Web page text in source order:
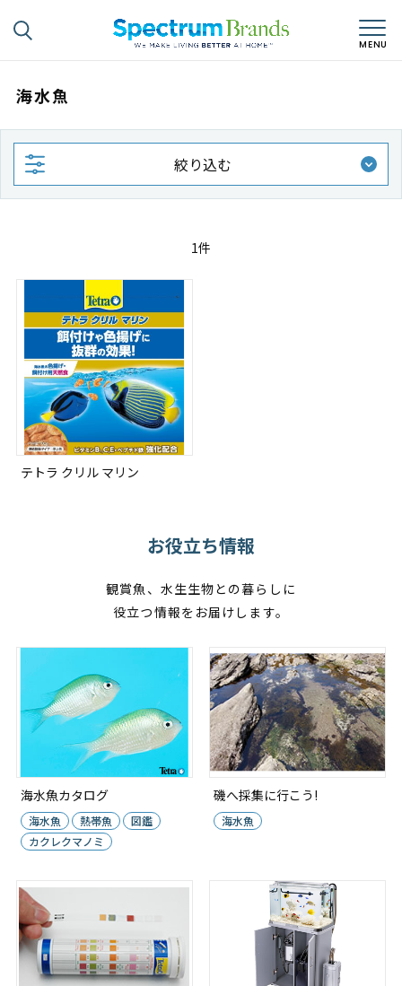
海水魚
絞り込む
1件
テトラ クリル マリン
お役立ち情報
観賞魚、水生生物との暮らしに
役立つ情報をお届けします。
海水魚カタログ
海水魚 熱帯魚
図鑑
カクレクマノミ
磯へ採集に行こう!
海水魚